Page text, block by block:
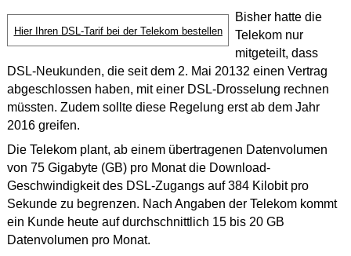
Hier Ihren DSL-Tarif bei der Telekom bestellen
Bisher hatte die
Telekom nur
mitgeteilt, dass
DSL-Neukunden, die seit dem 2. Mai 20132 einen Vertrag
abgeschlossen haben, mit einer DSL-Drosselung rechnen
müssten. Zudem sollte diese Regelung erst ab dem Jahr
2016 greifen.
Die Telekom plant, ab einem übertragenen Datenvolumen
von 75 Gigabyte (GB) pro Monat die Download-
Geschwindigkeit des DSL-Zugangs auf 384 Kilobit pro
Sekunde zu begrenzen. Nach Angaben der Telekom kommt
ein Kunde heute auf durchschnittlich 15 bis 20 GB
Datenvolumen pro Monat.